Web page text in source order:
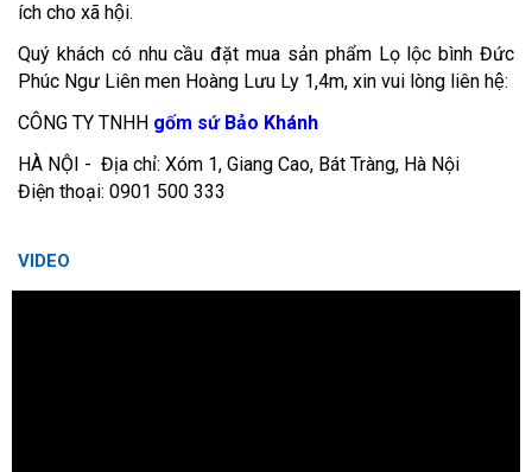
ích cho xã hội.
Quý khách có nhu cầu đặt mua sản phẩm Lọ lộc bình Đức
Phúc Ngư Liên men Hoàng Lưu Ly 1,4m, xin vui lòng liên hệ:
CÔNG TY TNHH gốm sứ Bảo Khánh
HÀ NỘI - Địa chỉ: Xóm 1, Giang Cao, Bát Tràng, Hà Nội
Điện thoại: 0901 500 333
VIDEO